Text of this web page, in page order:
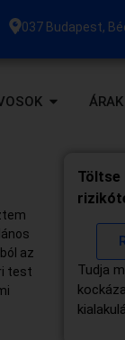
1037 Budapest,
ÁRAK
az
test
Töltse
Tudja